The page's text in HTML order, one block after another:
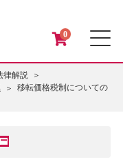
0
律解説
移転価格税制についての